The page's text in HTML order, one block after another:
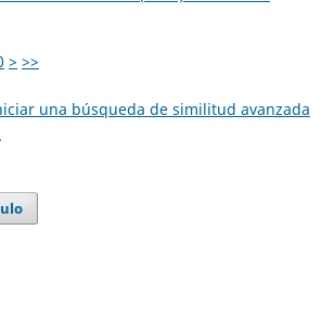
> >>
una búsqueda de similitud avanzada